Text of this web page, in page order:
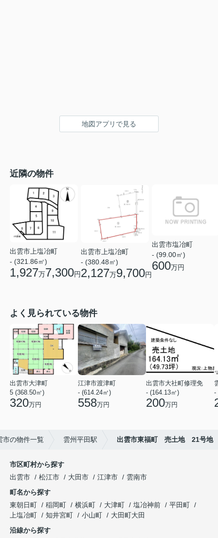
地図アプリで見る
近隣の物件
出雲市上塩冶町
- (321.86㎡)
1,927万7,300円
出雲市上塩冶町
- (380.48㎡)
2,127万9,700円
出雲市塩冶町
- (99.00㎡)
600万円
よく見られている物件
出雲市大津町
5 (368.50㎡)
320万円
江津市渡津町
- (614.24㎡)
558万円
出雲市大社町修理免
- (164.13㎡)
200万円
-
市の物件一覧 雲州平田駅 出雲市東福町 売土地 21号地
市区町村から探す
出雲市
松江市 大田市 江津市
雲南市
町名から探す
東朝日町
稲岡町 横浜町 大津町 塩冶神前
平田町
上塩冶町
知井宮町 小山町
大田町大田
沿線から探す